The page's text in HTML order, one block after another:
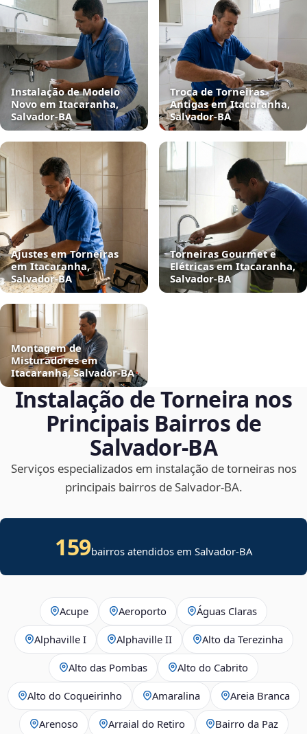
Instalação de Modelo
Novo em Itacaranha,
Salvador‑BA
Troca de Torneiras
Antigas em Itacaranha,
Salvador‑BA
Ajustes em Torneiras
em Itacaranha,
Salvador‑BA
Torneiras Gourmet e
Elétricas em Itacaranha,
Salvador‑BA
Montagem de
Misturadores em
Itacaranha, Salvador‑BA
Instalação de Torneira nos
Principais Bairros de
Salvador‑BA
Serviços especializados em instalação de torneiras nos
principais bairros de Salvador‑BA.
159bairros atendidos em Salvador-BA
Acupe Aeroporto Águas Claras
Alphaville I Alphaville II Alto da Terezinha
Alto das Pombas Alto do Cabrito
Alto do Coqueirinho Amaralina Areia Branca
Arenoso Arraial do Retiro Bairro da Paz